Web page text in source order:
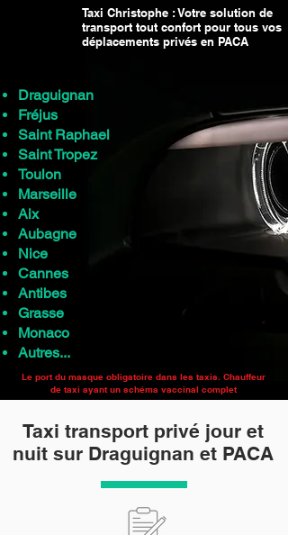
Taxi Christophe : Votre solution de
transport tout confort pour tous vos
déplacements privés en PACA
Draguignan
Fréjus
Saint Raphael
Saint Tropez
Toulon
Marseille
Aix
Aubagne
Nice
Cannes
Antibes
Grasse
Monaco
Autres...
Le port du masque obligatoire dans les taxis. Chauffeur
de taxi ayant un schéma vaccinal complet
Taxi transport privé jour et
nuit sur Draguignan et PACA